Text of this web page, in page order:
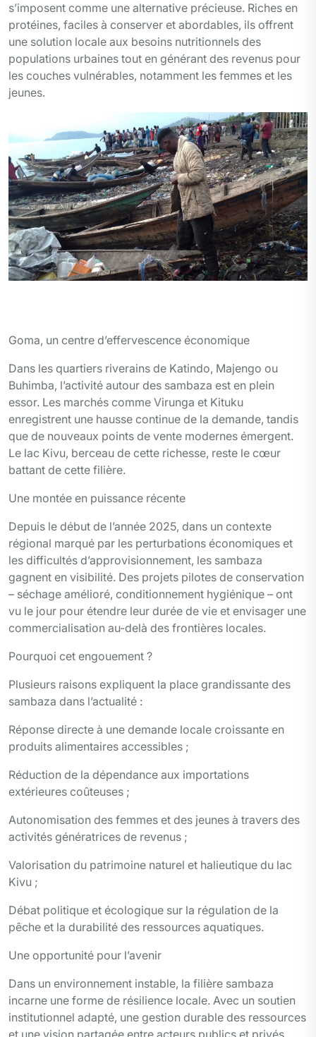
s’imposent comme une alternative précieuse. Riches en
protéines, faciles à conserver et abordables, ils offrent
une solution locale aux besoins nutritionnels des
populations urbaines tout en générant des revenus pour
les couches vulnérables, notamment les femmes et les
jeunes.
Goma, un centre d’effervescence économique
Dans les quartiers riverains de Katindo, Majengo ou
Buhimba, l’activité autour des sambaza est en plein
essor. Les marchés comme Virunga et Kituku
enregistrent une hausse continue de la demande, tandis
que de nouveaux points de vente modernes émergent.
Le lac Kivu, berceau de cette richesse, reste le cœur
battant de cette filière.
Une montée en puissance récente
Depuis le début de l’année 2025, dans un contexte
régional marqué par les perturbations économiques et
les difficultés d’approvisionnement, les sambaza
gagnent en visibilité. Des projets pilotes de conservation
– séchage amélioré, conditionnement hygiénique – ont
vu le jour pour étendre leur durée de vie et envisager une
commercialisation au-delà des frontières locales.
Pourquoi cet engouement ?
Plusieurs raisons expliquent la place grandissante des
sambaza dans l’actualité :
Réponse directe à une demande locale croissante en
produits alimentaires accessibles ;
Réduction de la dépendance aux importations
extérieures coûteuses ;
Autonomisation des femmes et des jeunes à travers des
activités génératrices de revenus ;
Valorisation du patrimoine naturel et halieutique du lac
Kivu ;
Débat politique et écologique sur la régulation de la
pêche et la durabilité des ressources aquatiques.
Une opportunité pour l’avenir
Dans un environnement instable, la filière sambaza
incarne une forme de résilience locale. Avec un soutien
institutionnel adapté, une gestion durable des ressources
et une vision partagée entre acteurs publics et privés,